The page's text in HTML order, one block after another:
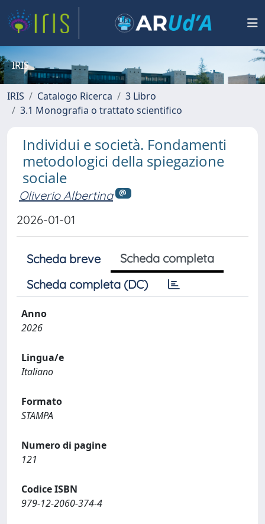
IRIS
IRIS Catalogo Ricerca
3 Libro
3.1 Monografia o trattato scientifico
Individui e società. Fondamenti
metodologici della spiegazione
sociale
Oliverio Albertina
2026-01-01
Scheda breve
Scheda completa
Scheda completa (DC)
Anno
2026
Lingua/e
Italiano
Formato
STAMPA
Numero di pagine
121
Codice ISBN
979-12-2060-374-4